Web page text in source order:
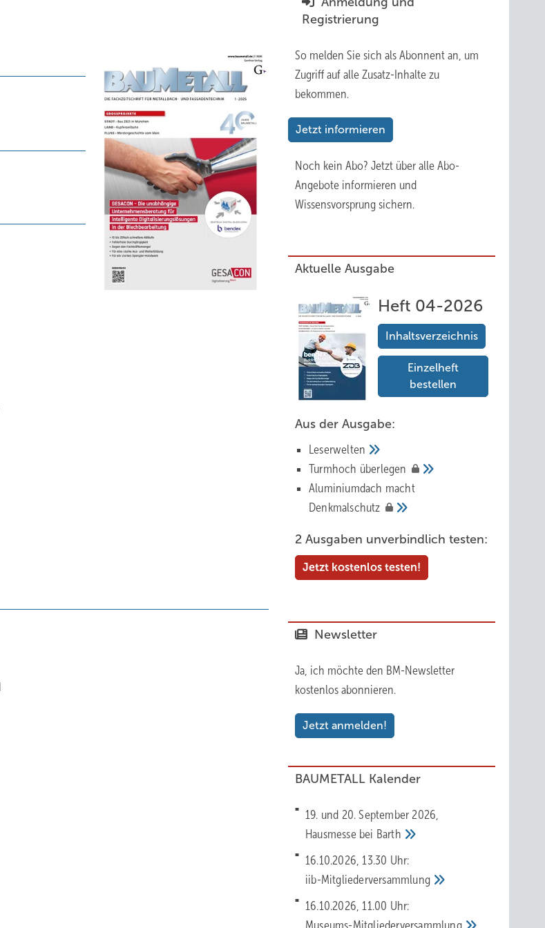
Registrierung
So melden Sie sich als Abonnent an, um
Zugriff auf alle Zusatz-Inhalte zu
bekommen.
Jetzt informieren
Noch kein Abo? Jetzt über alle Abo-
Angebote informieren und
Wissensvorsprung sichern.
Aktuelle Ausgabe
Heft 04-2026
Inhaltsverzeichnis
Einzelheft
bestellen
Aus der Ausgabe:
Leserwelten
Tur mhoch überlegen
Aluminiumdach macht
Denkmalschutz
2 Ausgaben unverbindlich testen:
Jetzt kostenlos testen!
Newsletter
Ja, ich möchte den BM-Newsletter
kostenlos abonnieren.
Jetzt anmelden!
BAUMETALL Kalender
19. und 20. September 2026,
Hausmesse bei Barth
16.10.2026, 13.30 Uhr:
iib-Mitgliederversammlung
16.10.2026, 11.00 Uhr:
Museums-Mitgliederversammlung